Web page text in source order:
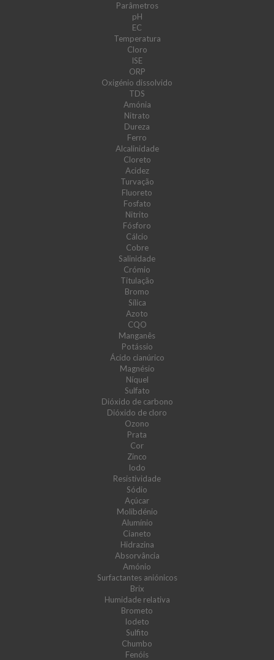
Parâmetros
pH
EC
Temperatura
Cloro
ISE
ORP
Oxigénio dissolvido
TDS
Amónia
Nitrato
Dureza
Ferro
Alcalinidade
Cloreto
Acidez
Turvação
Fluoreto
Fosfato
Nitrito
Fósforo
Cálcio
Cobre
Salinidade
Crómio
Titulação
Bromo
Sílica
Azoto
CQO
Manganês
Potássio
Ácido cianúrico
Magnésio
Níquel
Sulfato
Dióxido de carbono
Dióxido de cloro
Ozono
Prata
Cor
Zinco
Iodo
Resistividade
Sódio
Açúcar
Molibdénio
Alumínio
Cianeto
Hidrazina
Absorvância
Amónio
Surfactantes aniónicos
Brix
Humidade relativa
Brometo
Iodeto
Sulfito
Chumbo
Fenóis